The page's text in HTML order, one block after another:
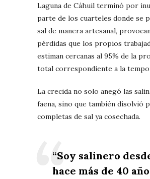
Laguna de Cáhuil terminó por
parte de los cuarteles donde se
sal de manera artesanal,
pérdidas que los propios
estiman cercanas al 95% de la
total correspondiente a la
La crecida no solo anegó las
faena, sino que también disolvió
completas de sal ya cosechada.
“Soy salinero
hace más de 40